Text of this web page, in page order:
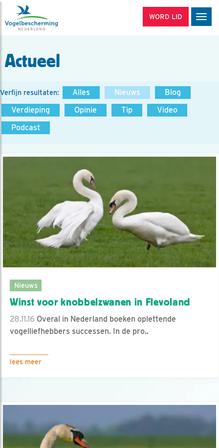
WORD LID
Actueel
Verfijn resultaten: Alles Nieuws
Blog
Verdieping
Opinie Tip
Video
Podcast
Nieuws
Winst voor knobbelzwanen in Flevoland
28.11.16 Overal in Nederland boeken oplettende
vogelliefhebbers successen. In de pro..
lees meer